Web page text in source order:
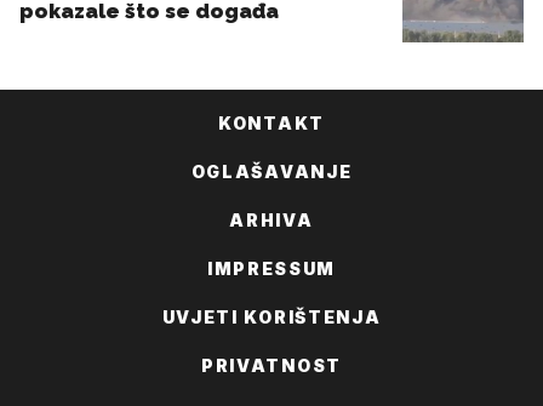
KONTAKT
OGLAŠAVANJE
ARHIVA
IMPRESSUM
UVJETI KORIŠTENJA
PRIVATNOST